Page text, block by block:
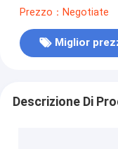
silicone del nitrile
Prezzo：Negotiate
Miglior
Descrizione Di